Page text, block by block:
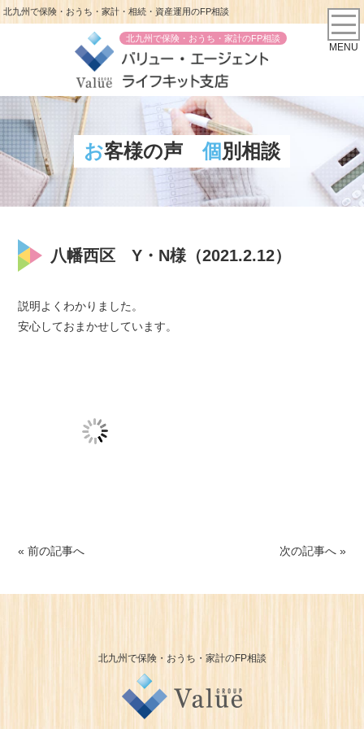
北九州で保険・おうち・家計・相続・資産運用のFP相談
北九州で保険・おうち・家計のFP相談
MENU
お客様の声 個別相談
八幡西区 Y・N様（2021.2.12）
説明よくわかりました。
安心しておまかせしています。
« 前の記事へ 次の記事へ »
北九州で保険・おうち・家計のFP相談